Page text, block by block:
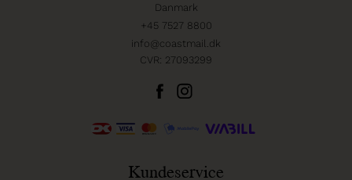
Danmark
+45 7527 8800
info@coastmail.dk
CVR: 27093299
Kundeservice